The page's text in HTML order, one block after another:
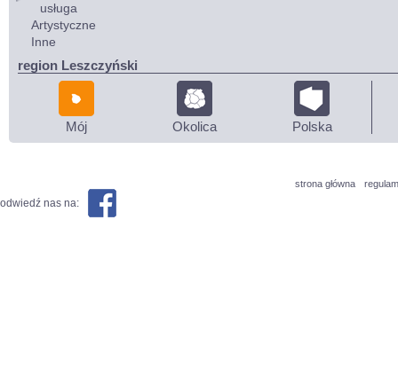
usługa
Artystyczne
Inne
region Leszczyński
Mój Okolica Polska
strona główna
odwiedź nas na: